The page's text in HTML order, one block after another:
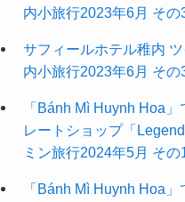
内小旅行2023年6月 その3
サフィールホテル稚内
内小旅行2023年6月 その3
「Bánh Mì Huynh Hoa
レートショップ「
ミン旅行2024年5月 その
「Bánh Mì Huynh Hoa